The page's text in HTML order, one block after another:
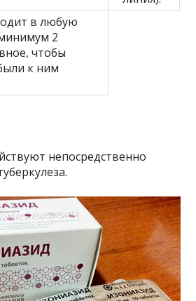
в любую
2
чтобы
к ним
непосредственно